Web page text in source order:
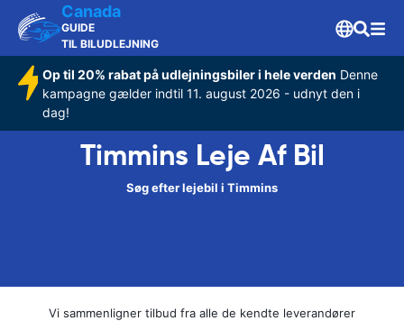
Canada
GUIDE
TIL BILUDLEJNING
Op til 20% rabat på udlejningsbiler i hele verden Denne
kampagne gælder indtil 11. august 2026 - udnyt den i
dag!
Timmins Leje Af Bil
Søg efter lejebil i Timmins
Vi sammenligner tilbud fra alle de kendte leverandører